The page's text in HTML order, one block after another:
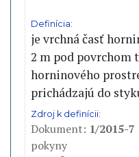
Definícia:
je vrchná časť
2 m pod povrchom
horninového prostredia, s ktorou
Zdroj k definícii:
Dokument: 1/2015-7
pokyny